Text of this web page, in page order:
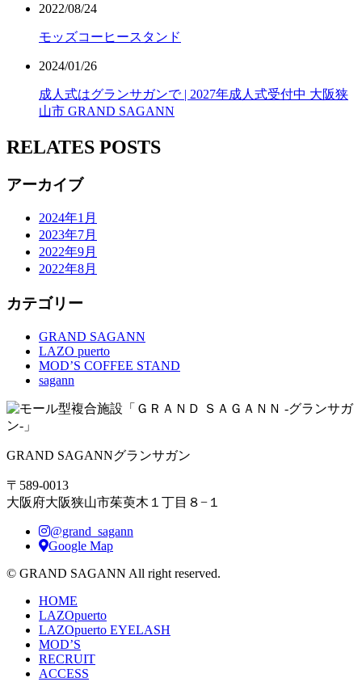
2022/08/24
モッズコーヒースタンド
2024/01/26
成人式はグランサガンで | 2027年成人式受付中 大阪狭
山市 GRAND SAGANN
RELATES POSTS
アーカイブ
2024年1月
2023年7月
2022年9月
2022年8月
カテゴリー
GRAND SAGANN
LAZO puerto
MOD’S COFFEE STAND
sagann
GRAND SAGANNグランサガン
〒589-0013
大阪府大阪狭山市茱萸木１丁目８−１
@grand_sagann
Google Map
© GRAND SAGANN All right reserved.
HOME
LAZOpuerto
LAZOpuerto EYELASH
MOD’S
RECRUIT
ACCESS